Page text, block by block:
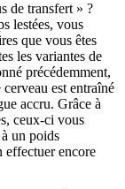
de transfert » ?
lestées, vous
que vous êtes
les variantes de
précédemment,
est entraîné
accru. Grâce à
ceux-ci vous
un poids
effectuer encore